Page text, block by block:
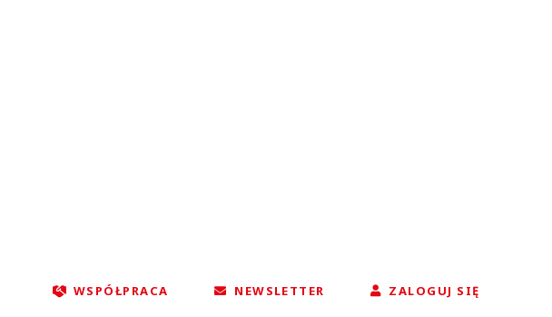
WSPÓŁPRACA NEWSLETTER ZALOGUJ SIĘ